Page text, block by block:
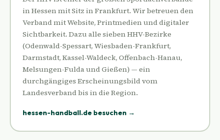
in Hessen mit Sitz in Frankfurt. Wir betreuen den
Verband mit Website, Printmedien und digitaler
Sichtbarkeit. Dazu alle sieben HHV-Bezirke
(Odenwald-Spessart, Wiesbaden-Frankfurt,
Darmstadt, Kassel-Waldeck, Offenbach-Hanau,
Melsungen-Fulda und Gießen) — ein
durchgängiges Erscheinungsbild vom
Landesverband bis in die Region.
hessen-handball.de besuchen →